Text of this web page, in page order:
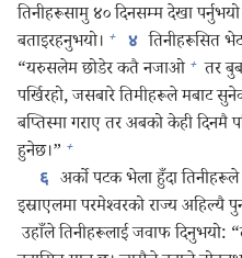
तिनीहरूसामु ४० दिनसम्म देखा
बताइरहनुभयो। + ४ तिनीहरूसित
“यरुसलेम छोडेर कतै नजाओ + तर
पर्खिरहो, जसबारे तिमीहरूले मबाट
बप्तिस्मा गराए तर अबको केही दिनमै
हुनेछ।” +
६ अर्को पटक भेला हुँदा
इस्राएलमा परमेश्‍वरको राज्य अहिल्यै
उहाँले तिनीहरूलाई जवाफ दिनुभयो: